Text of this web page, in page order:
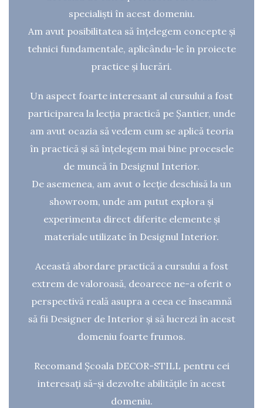
specialiști în acest domeniu.
Am avut posibilitatea să înțelegem concepte și
tehnici fundamentale, aplicându-le în proiecte
practice și lucrări.
Un aspect foarte interesant al cursului a fost
participarea la lecția practică pe Șantier, unde
am avut ocazia să vedem cum se aplică teoria
în practică și să înțelegem mai bine procesele
de muncă în Designul Interior.
De asemenea, am avut o lecție deschisă la un
showroom, unde am putut explora și
experimenta direct diferite elemente și
materiale utilizate în Designul Interior.
Această abordare practică a cursului a fost
extrem de valoroasă, deoarece ne-a oferit o
perspectivă reală asupra a ceea ce înseamnă
să fii Designer de Interior și să lucrezi în acest
domeniu foarte frumos.
Recomand Școala DECOR-STILL pentru cei
interesați să-și dezvolte abilitățile în acest
domeniu.